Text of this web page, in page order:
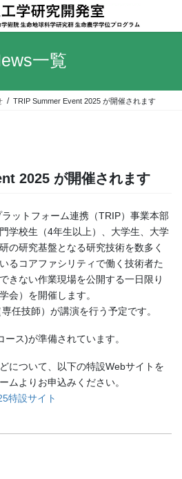
一覧
TRIP Summer Event 2025 が開催されます
2025 が開催されます
ットフォーム連携（TRIP）事業本部
学校生（4年生以上）、大学生、大学
の研究基盤となる研究技術を数多く
るコアファシリティで働く技術者た
きない作業現場を公開する一日限り
会）を開催します。
任技師）が講演を行う予定です。
ス)が準備されています。
について、以下の特設Webサイトを
ムよりお申込みください。
特設サイト